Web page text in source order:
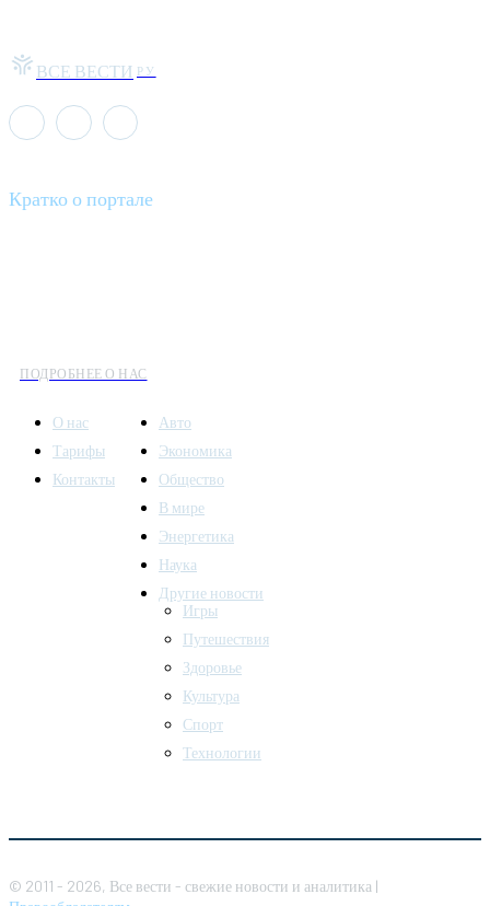
ВСЕ ВЕСТИ РУ
Кратко о портале
ПОДРОБНЕЕ О НАС
О нас
Тарифы
Контакты
Авто
Экономика
Общество
В мире
Энергетика
Наука
Другие новости
Игры
Путешествия
Здоровье
Культура
Спорт
Технологии
© 2011 - 2026, Все вести - свежие новости и аналитика |